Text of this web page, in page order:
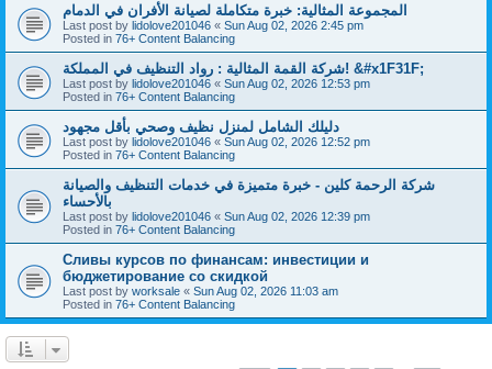
المجموعة المثالية: خبرة متكاملة لصيانة الأفران في الدمام
Last post by lidolove201046 « Sun Aug 02, 2026 2:45 pm
Posted in 76+ Content Balancing
شركة القمة المثالية : رواد التنظيف في المملكة! &#x1F31F;
Last post by lidolove201046 « Sun Aug 02, 2026 12:53 pm
Posted in 76+ Content Balancing
دليلك الشامل لمنزل نظيف وصحي بأقل مجهود
Last post by lidolove201046 « Sun Aug 02, 2026 12:52 pm
Posted in 76+ Content Balancing
شركة الرحمة كلين - خبرة متميزة في خدمات التنظيف والصيانة
بالأحساء
Last post by lidolove201046 « Sun Aug 02, 2026 12:39 pm
Posted in 76+ Content Balancing
Сливы курсов по финансам: инвестиции и
бюджетирование со скидкой
Last post by worksale « Sun Aug 02, 2026 11:03 am
Posted in 76+ Content Balancing